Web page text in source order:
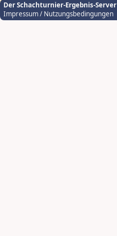
Der Schachturnier-Ergebnis-Server
Impressum / Nutzungsbedingungen